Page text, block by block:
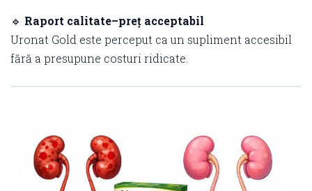
🔹 Raport calitate–preț acceptabil
Uronat Gold este perceput ca un supliment accesibil
fără a presupune costuri ridicate.